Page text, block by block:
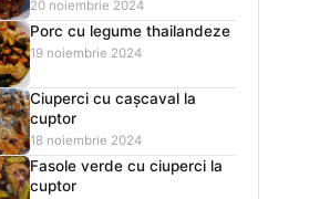
20 noiembrie 2024
Porc cu legume thailandeze
19 noiembrie 2024
Ciuperci cu cașcaval la
cuptor
18 noiembrie 2024
Fasole verde cu ciuperci la
cuptor